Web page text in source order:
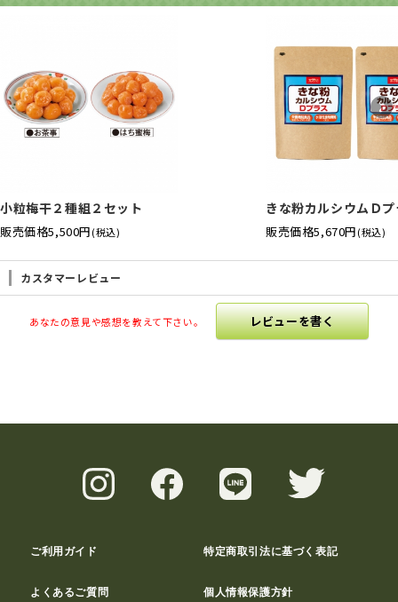
小粒梅干２種組２セット
販売価格5,500円(税込)
きな粉カルシウムＤ
販売価格5,670円(税込)
カスタマーレビュー
あなたの意見や感想を教えて下さい。 レビューを書く
ご利用ガイド 特定商取引法に基づく表記
よくあるご質問 個人情報保護方針